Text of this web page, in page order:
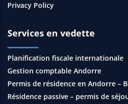
Privacy Policy
Services en vedette
Planification fiscale internationale
Gestion comptable Andorre
Permis de résidence en Andorre –
Résidence passive – permis de